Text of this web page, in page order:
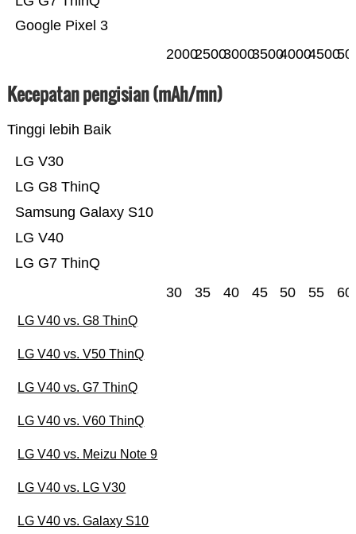
Google Pixel 3
200025003000350040004500
Kecepatan pengisian (mAh/mn)
Tinggi lebih Baik
LG G7 ThinQ
LG V40
Samsung Galaxy S10
LG G8 ThinQ
LG V30
30 35 40 45 50 55 60
LG V40 vs. G8 ThinQ
LG V40 vs. V50 ThinQ
LG V40 vs. G7 ThinQ
LG V40 vs. V60 ThinQ
LG V40 vs. Meizu Note 9
LG V40 vs. LG V30
LG V40 vs. Galaxy S10